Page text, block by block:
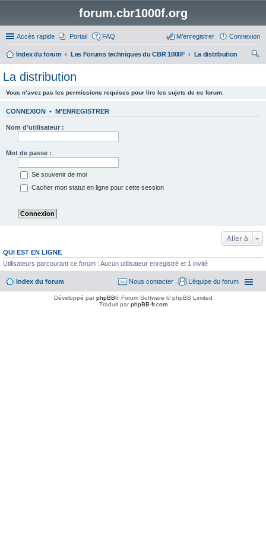
forum.cbr1000f.org
Accès rapide Portail FAQ Connexion
M’enregistrer
Index du forum Les Forums techniques du CBR 1000F
La distribution
La distribution
Vous n’avez pas les permissions requises pour lire les sujets de ce forum.
CONNEXION • M’ENREGISTRER
Nom d’utilisateur :
Mot de passe :
Se souvenir de moi
Cacher mon statut en ligne pour cette session
Aller à
QUI EST EN LIGNE
Utilisateurs parcourant ce forum : Aucun utilisateur enregistré et 1 invité
Index du forum L’équipe du forum
Nous contacter
Développé parphpBB® Forum Software © phpBB Limited
Traduit parphpBB-fr.com